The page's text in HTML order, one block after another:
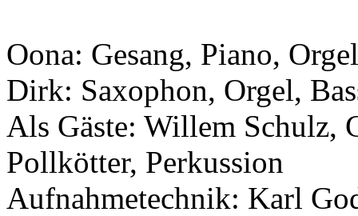
Oona: Gesang, Piano, Orgel
Dirk: Saxophon, Orgel,
Als Gäste: Willem Schulz,
Pollkötter, Perkussion
Aufnahmetechnik: Karl